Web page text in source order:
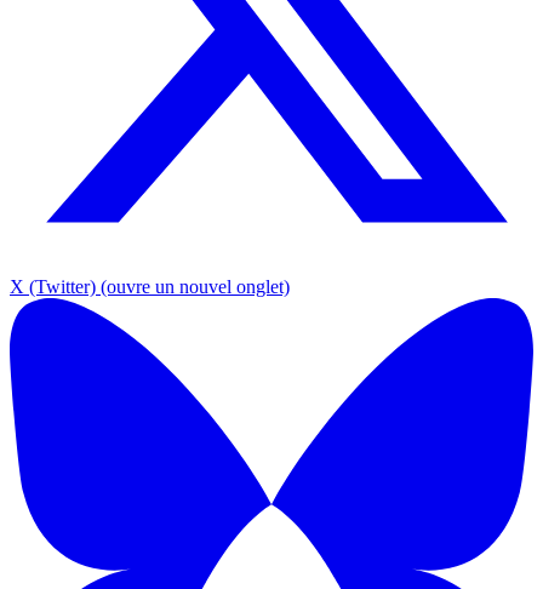
X (Twitter) (ouvre un nouvel onglet)